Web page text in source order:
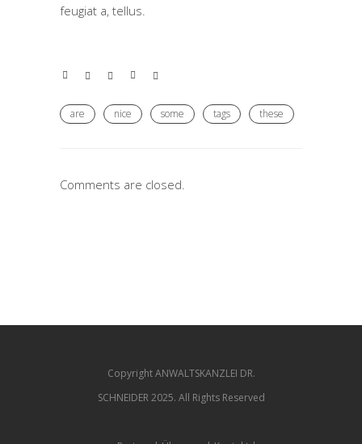
feugiat a, tellus.
are nice some tags these
Comments are closed.
Copyright ANWALTSKANZLEI DR.
SCHNEIDER 2025. All Rights Reserved